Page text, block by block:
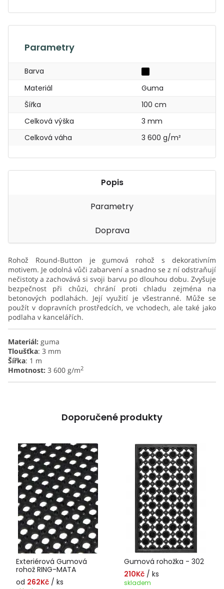
Parametry
Barva
Materiál
Guma
Šířka
100 cm
Celková výška
3 mm
Celková váha
3 600 g/m²
Popis
Parametry
Doprava
Rohož Round-Button je gumová rohož s dekorativním
motivem. Je odolná vůči zabarvení a snadno se z ní odstraňují
nečistoty a zachovává si svoji barvu po dlouhou dobu. Zvyšuje
bezpečnost při chůzi, chrání proti chladu zejména na
betonových podlahách. Její využití je všestranné. Může se
použít v dopravních prostředcích, ve vchodech, ale také jako
podlaha v kancelářích.
Materiál: guma
Tloušťka: 3 mm
Šířka: 1 m
Hmotnost: 3 600 g/m2
Doporučené produkty
Exteriérová Gumová
rohož RING-MATA
od 262Kč / ks
Gumová rohožka - 302
210Kč / ks
skladem